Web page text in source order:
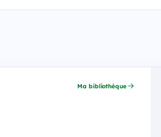
Ma bibliothèque